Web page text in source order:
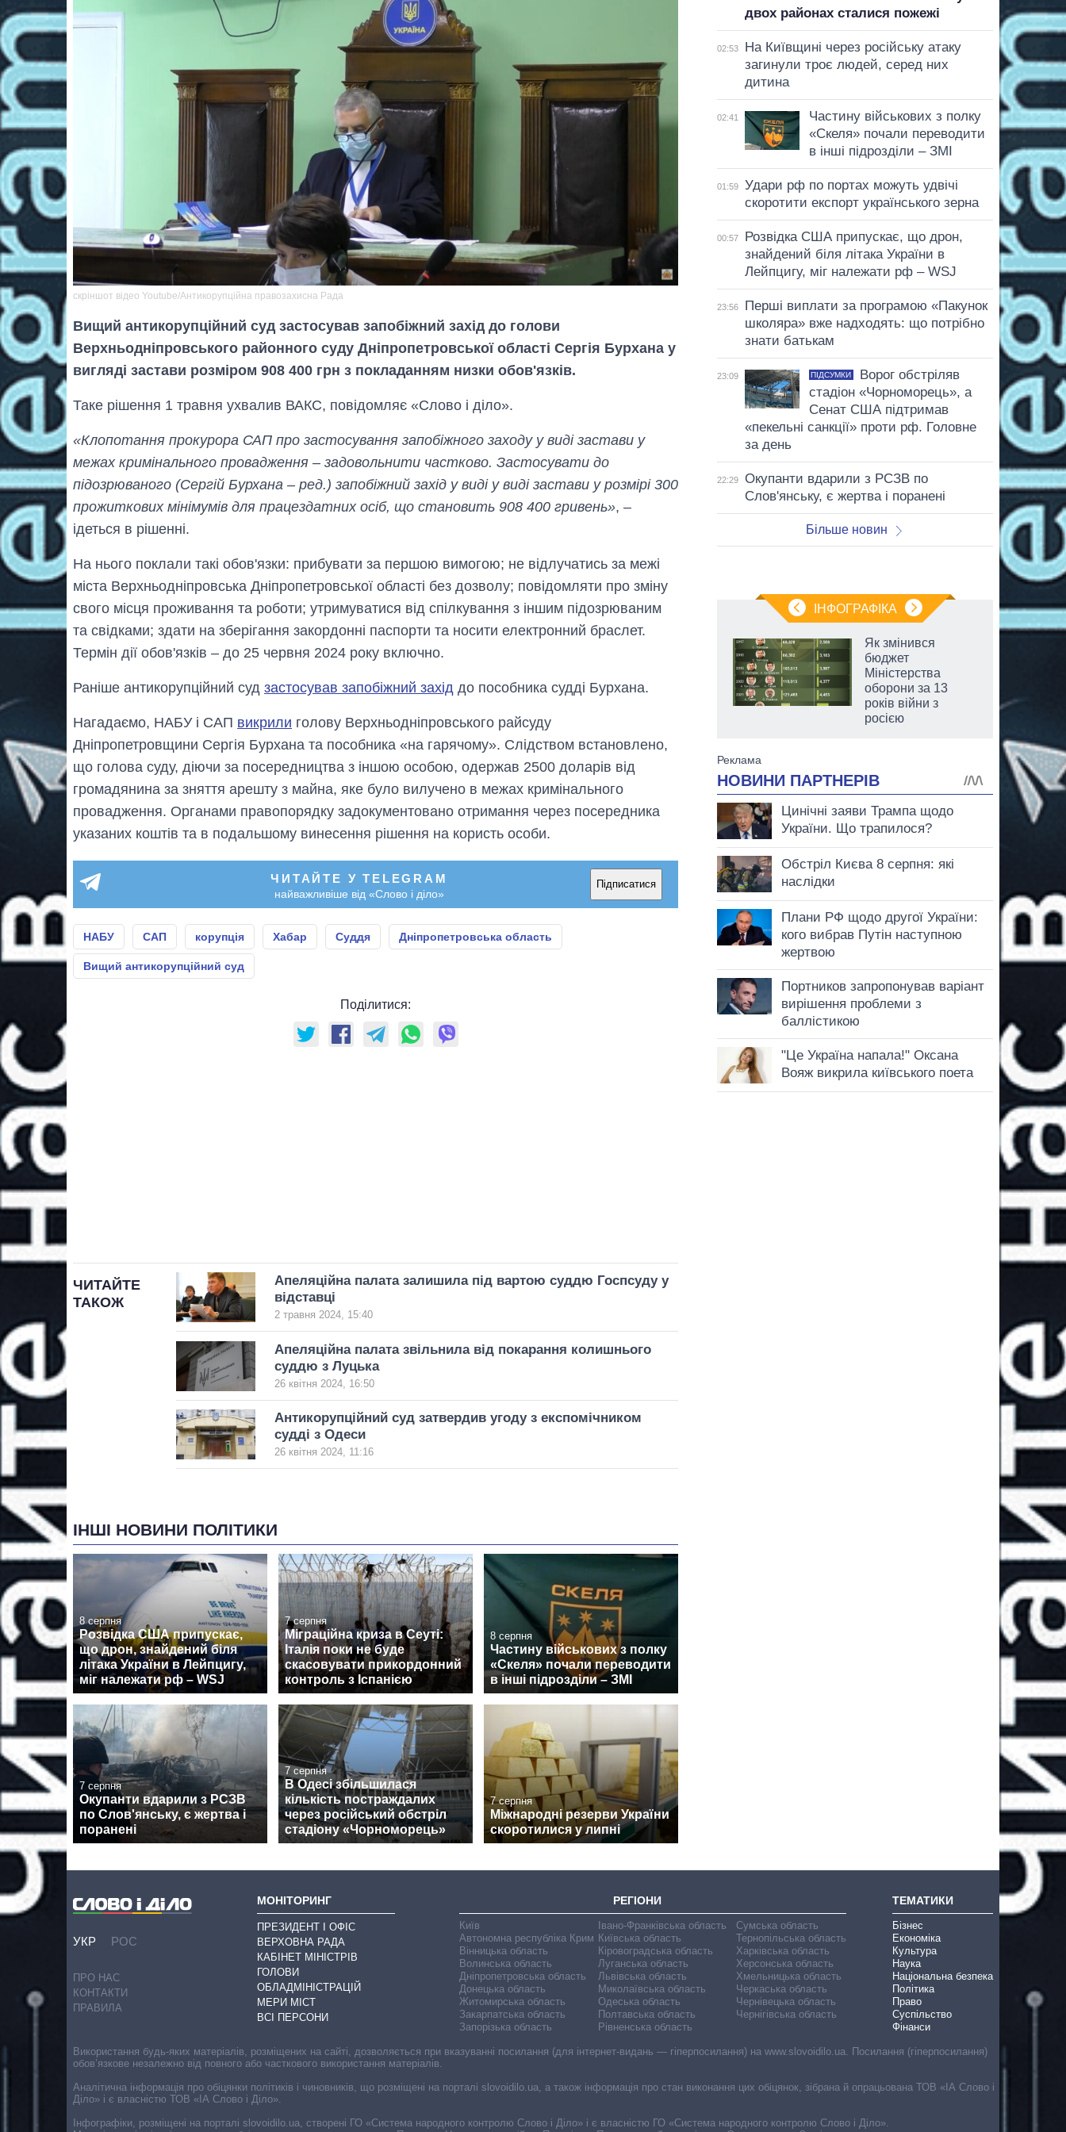
скріншот відео Youtube/Антикорупційна правозахисна Рада
Вищий антикорупційний суд застосував запобіжний захід до голови
Верхньодніпровського районного суду Дніпропетровської області Сергія Бурхана у
вигляді застави розміром 908 400 грн з покладанням низки обов'язків.
Таке рішення 1 травня ухвалив ВАКС, повідомляє «Слово і діло».
«Клопотання прокурора САП про застосування запобіжного заходу у виді застави у
межах кримінального провадження – задовольнити частково. Застосувати до
підозрюваного (Сергій Бурхана – ред.) запобіжний захід у виді у виді застави у розмірі 300
прожиткових мінімумів для працездатних осіб, що становить 908 400 гривень», –
ідеться в рішенні.
На нього поклали такі обов'язки: прибувати за першою вимогою; не відлучатись за межі
міста Верхньодніпровська Дніпропетровської області без дозволу; повідомляти про зміну
свого місця проживання та роботи; утримуватися від спілкування з іншим підозрюваним
та свідками; здати на зберігання закордонні паспорти та носити електронний браслет.
Термін дії обов'язків – до 25 червня 2024 року включно.
Раніше антикорупційний суд застосував запобіжний захід до пособника судді Бурхана.
Нагадаємо, НАБУ і САП викрили голову Верхньодніпровського райсуду
Дніпропетровщини Сергія Бурхана та пособника «на гарячому». Слідством встановлено,
що голова суду, діючи за посередництва з іншою особою, одержав 2500 доларів від
громадянина за зняття арешту з майна, яке було вилучено в межах кримінального
провадження. Органами правопорядку задокументовано отримання через посередника
указаних коштів та в подальшому винесення рішення на користь особи.
ЧИТАЙТЕ У TELEGRAM
найважливіше від «Слово і діло»
Підписатися
НАБУ САП корупція Хабар Суддя Дніпропетровська область
Вищий антикорупційний суд
Поділитися:
ЧИТАЙТЕ
ТАКОЖ
Апеляційна палата залишила під вартою суддю Госпсуду у
відставці
2 травня 2024, 15:40
Апеляційна палата звільнила від покарання колишнього
суддю з Луцька
26 квітня 2024, 16:50
Антикорупційний суд затвердив угоду з експомічником
судді з Одеси
26 квітня 2024, 11:16
ІНШІ НОВИНИ ПОЛІТИКИ
8 серпня
Розвідка США припускає,
що дрон, знайдений біля
літака України в Лейпцигу,
міг належати рф – WSJ
7 серпня
Міграційна криза в Сеуті:
Італія поки не буде
скасовувати прикордонний
контроль з Іспанією
8 серпня
Частину військових з полку
«Скеля» почали переводити
в інші підрозділи – ЗМІ
7 серпня
Окупанти вдарили з РСЗВ
по Слов'янську, є жертва і
поранені
7 серпня
В Одесі збільшилася
кількість постраждалих
через російський обстріл
стадіону «Чорноморець»
7 серпня
Міжнародні резерви України
скоротилися у липні
двох районах сталися пожежі
02:53
На Київщині через російську атаку
загинули троє людей, серед них
дитина
02:41
Частину військових з полку
«Скеля» почали переводити
в інші підрозділи – ЗМІ
01:59
Удари рф по портах можуть удвічі
скоротити експорт українського зерна
00:57
Розвідка США припускає, що дрон,
знайдений біля літака України в
Лейпцигу, міг належати рф – WSJ
23:56
Перші виплати за програмою «Пакунок
школяра» вже надходять: що потрібно
знати батькам
23:09 ПІДСУМКИ
Ворог обстріляв
стадіон «Чорноморець», а
Сенат США підтримав
«пекельні санкції» проти рф. Головне
за день
22:29
Окупанти вдарили з РСЗВ по
Слов'янську, є жертва і поранені
Більше новин
ІНФОГРАФІКА
Як за 10 років
бакалаврат,
Як змінився
бюджет
Міністерства
оборони за 13
років війни з
росією
УКР РОС
ПРО НАС
КОНТАКТИ
ПРАВИЛА
МОНІТОРИНГ
ПРЕЗИДЕНТ І ОФІС
ВЕРХОВНА РАДА
КАБІНЕТ МІНІСТРІВ
ГОЛОВИ
ОБЛАДМІНІСТРАЦІЙ
МЕРИ МІСТ
ВСІ ПЕРСОНИ
РЕГІОНИ
Київ
Автономна республіка Крим
Вінницька область
Волинська область
Дніпропетровська область
Донецька область
Житомирська область
Закарпатська область
Запорізька область
Івано-Франківська область
Київська область
Кіровоградська область
Луганська область
Львівська область
Миколаївська область
Одеська область
Полтавська область
Рівненська область
Сумська область
Тернопільська область
Харківська область
Херсонська область
Хмельницька область
Черкаська область
Чернівецька область
Чернігівська область
ТЕМАТИКИ
Бізнес
Економіка
Культура
Наука
Національна безпека
Політика
Право
Суспільство
Фінанси
Використання будь-яких матеріалів, розміщених на сайті, дозволяється при вказуванні посилання (для інтернет-видань — гіперпосилання) на www.slovoidilo.ua. Посилання (гіперпосилання)
обов’язкове незалежно від повного або часткового використання матеріалів.
Аналітична інформація про обіцянки політиків і чиновників, що розміщені на порталі slovoidilo.ua, а також інформація про стан виконання цих обіцянок, зібрана й опрацьована ТОВ «ІА Слово і
Діло» і є власністю ТОВ «ІА Слово і Діло».
Інфографіки, розміщені на порталі slovoidilo.ua, створені ГО «Система народного контролю Слово і Діло» і є власністю ГО «Система народного контролю Слово і Діло».